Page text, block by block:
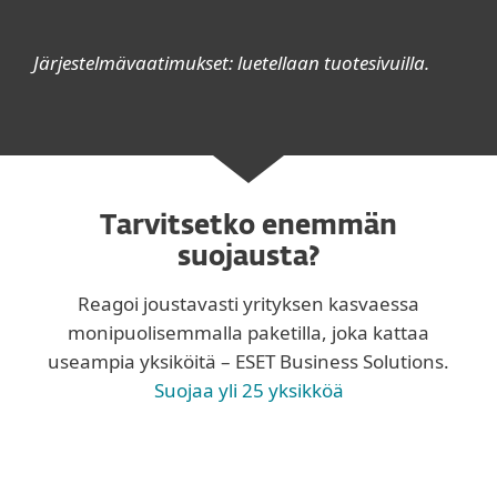
Järjestelmävaatimukset: luetellaan tuotesivuilla.
Tarvitsetko enemmän
suojausta?
Reagoi joustavasti yrityksen kasvaessa
monipuolisemmalla paketilla, joka kattaa
useampia yksiköitä – ESET Business Solutions.
Suojaa yli 25 yksikköä